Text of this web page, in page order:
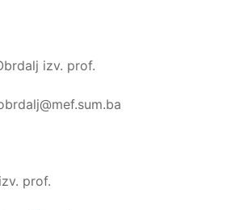
izv. prof.
prof.